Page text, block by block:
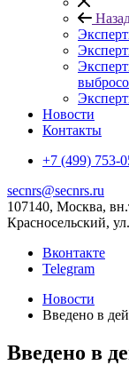
Новости
Контакты
+7 (499) 753-
secnrs@secnrs.ru
107140, Москва,
Красносельский,
Вконтакте
Telegram
Новости
Введено в
Введено в